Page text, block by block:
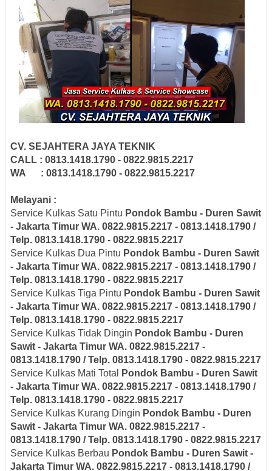
CV. SEJAHTERA JAYA TEKNIK
CALL : 0813.1418.1790 - 0822.9815.2217
WA : 0813.1418.1790 - 0822.9815.2217
Melayani :
Service Kulkas Satu Pintu Pondok Bambu - Duren Sawit
- Jakarta Timur WA. 0822.9815.2217 - 0813.1418.1790 /
Telp. 0813.1418.1790 - 0822.9815.2217
Service Kulkas Dua Pintu Pondok Bambu - Duren Sawit
- Jakarta Timur WA. 0822.9815.2217 - 0813.1418.1790 /
Telp. 0813.1418.1790 - 0822.9815.2217
Service Kulkas Tiga Pintu Pondok Bambu - Duren Sawit
- Jakarta Timur WA. 0822.9815.2217 - 0813.1418.1790 /
Telp. 0813.1418.1790 - 0822.9815.2217
Service Kulkas Tidak Dingin Pondok Bambu - Duren
Sawit - Jakarta Timur WA. 0822.9815.2217 -
0813.1418.1790 / Telp. 0813.1418.1790 - 0822.9815.2217
Service Kulkas Mati Total
Pondok Bambu - Duren Sawit
- Jakarta Timur WA. 0822.9815.2217 - 0813.1418.1790 /
Telp. 0813.1418.1790 - 0822.9815.2217
Service Kulkas Kurang Dingin Pondok Bambu - Duren
Sawit - Jakarta Timur WA. 0822.9815.2217 -
0813.1418.1790 / Telp. 0813.1418.1790 - 0822.9815.2217
Service Kulkas Berbau Pondok Bambu - Duren Sawit -
Jakarta Timur WA. 0822.9815.2217 - 0813.1418.1790 /